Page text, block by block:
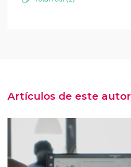
Artículos de este autor